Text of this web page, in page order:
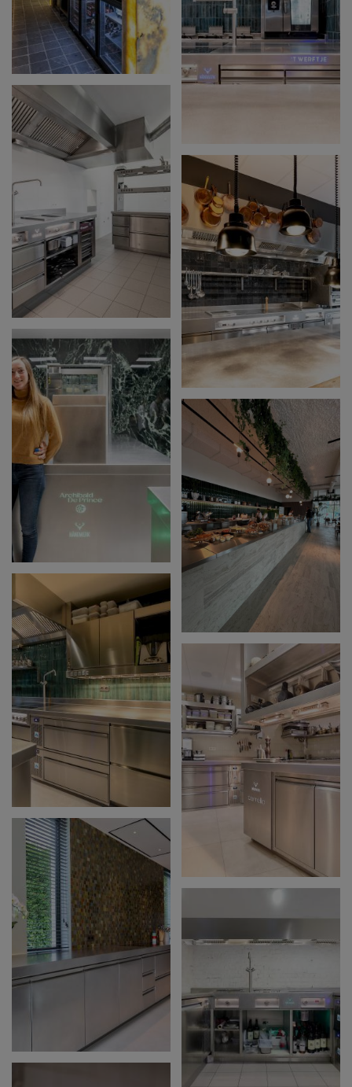
MEUBELEN WEYNE
'T WERFTJE -
ZEEBRUGGE
DE LINDEHOEVE -
TESSENDERLO
RIGA - LUIK
ARCHIBALD DE
PRINCE -
ECHTERNACH (LU)
COTTON KITCHEN -
ROESELARE
COMPAGNIQUE -
LIEVEGEM
BLANKENBERGE